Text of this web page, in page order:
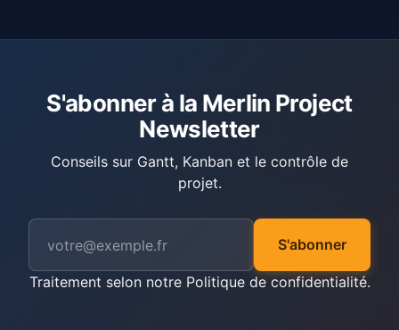
S'abonner à la Merlin Project
Newsletter
Conseils sur Gantt, Kanban et le contrôle de
projet.
S'abonner
Traitement selon notre Politique de confidentialité.